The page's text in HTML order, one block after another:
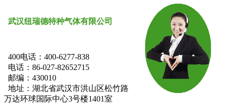
武汉纽瑞德特种气体有限公司
400电话：400-6277-838
电话：86-027-82652715
邮编：430010
地址：湖北省武汉市洪山区松竹路
万达环球国际中心3号楼1401室